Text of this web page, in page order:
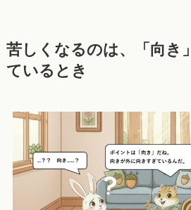
苦しくなるのは、「向き
ているとき